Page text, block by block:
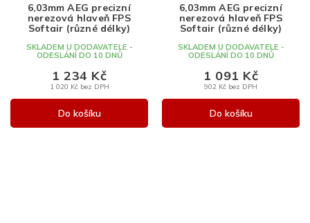
6,03mm AEG precizní
nerezová hlaveň FPS
Softair (různé délky)
SKLADEM U DODAVATELE -
ODESLÁNÍ DO 10 DNŮ
1 020 Kč bez DPH
1 234 Kč
Do košíku
6,03mm AEG precizní
nerezová hlaveň FPS
Softair (různé délky)
SKLADEM U DODAVATELE -
ODESLÁNÍ DO 10 DNŮ
902 Kč bez DPH
1 091 Kč
Do košíku